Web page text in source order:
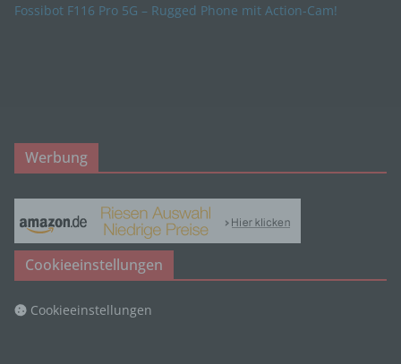
Fossibot F116 Pro 5G – Rugged Phone mit Action-Cam!
Werbung
Cookieeinstellungen
Cookieeinstellungen
sie betreffenden personenbezogenen Daten
Verantwortlicher im Sinne der Datenschutz-
der Europäischen Union geltenden
Datenschutzgesetze und anderer Bestimmungen
mit datenschutzrechtlichem Charakter ist die:
Daniel Schlapa